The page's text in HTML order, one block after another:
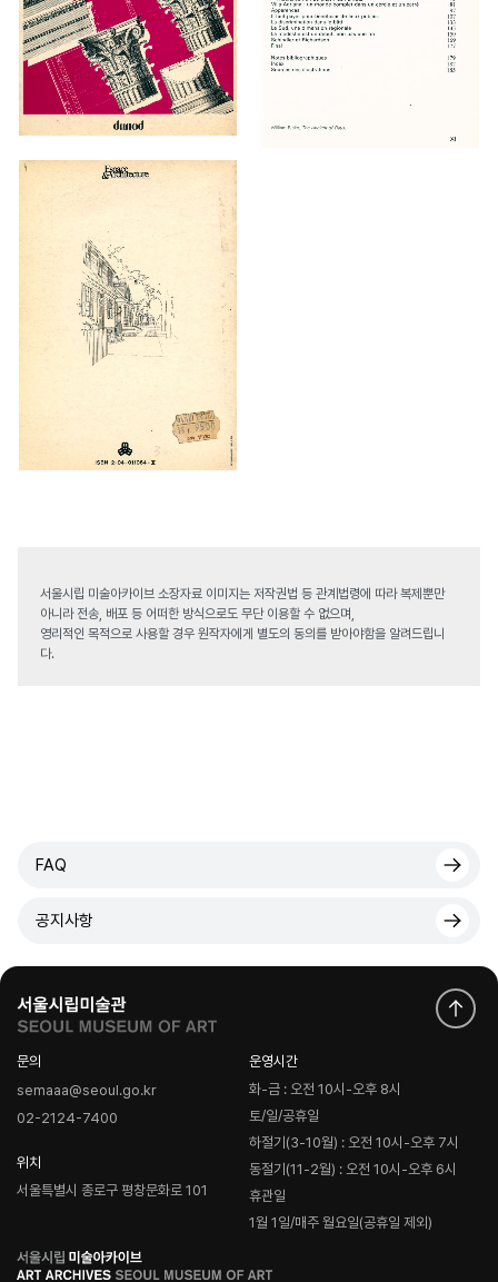
서울시립 미술아카이브 소장자료 이미지는 저작권법 등 관계법령에 따라 복제뿐만
아니라 전송, 배포 등 어떠한 방식으로도 무단 이용할 수 없으며,
영리적인 목적으로 사용할 경우 원작자에게 별도의 동의를 받아야함을 알려드립니
다.
FAQ
공지사항
문의
semaaa@seoul.go.kr
02-2124-7400
위치
서울특별시 종로구 평창문화로 101
운영시간
화-금 : 오전 10시-오후 8시
토/일/공휴일
하절기(3-10월) : 오전 10시-오후 7시
동절기(11-2월) : 오전 10시-오후 6시
휴관일
1월 1일/매주 월요일(공휴일 제외)
로
고